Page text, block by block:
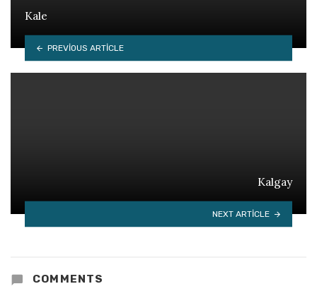
Kale
PREVIOUS ARTICLE
Kalgay
NEXT ARTICLE
COMMENTS